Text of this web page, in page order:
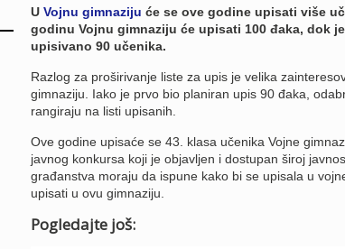
U Vojnu gimnaziju će se ove godine upisati više
godinu Vojnu gimnaziju će upisati 100 đaka, dok
upisivano 90 učenika.
Razlog za proširivanje liste za upis je velika
gimnaziju. Iako je prvo bio planiran upis 90 đaka,
rangiraju na listi upisanih.
Ove godine upisaće se 43. klasa učenika Vojne
javnog konkursa koji je objavljen i dostupan široj
građanstva moraju da ispune kako bi se upisala u
upisati u ovu gimnaziju.
Pogledajte još: